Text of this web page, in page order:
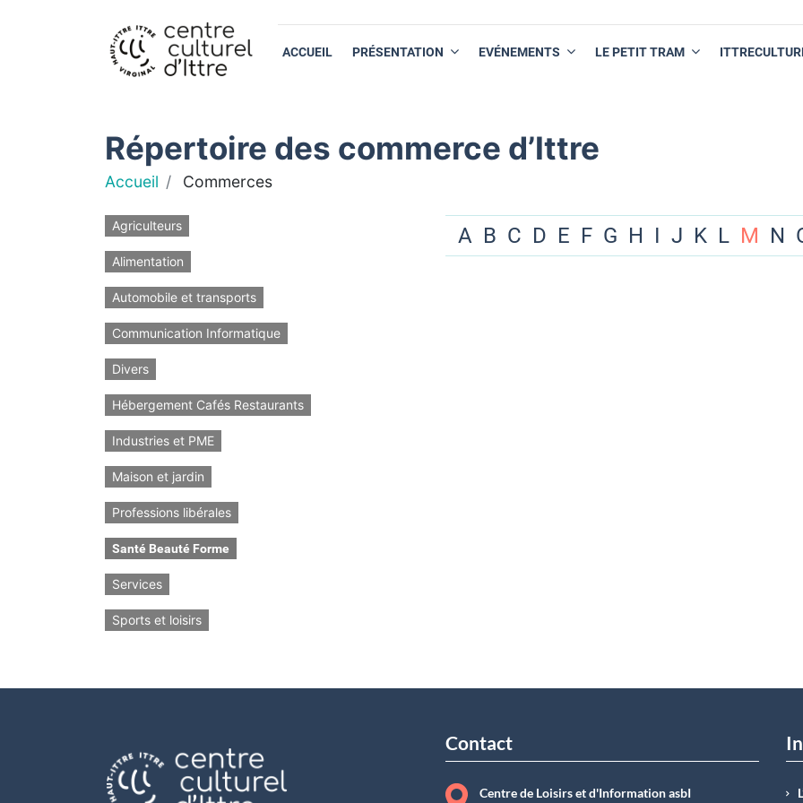
ACCUEIL PRÉSENTATION EVÉNEMENTS LE PETIT TRAM
Répertoire des commerce d’Ittre
Accueil Commerces
Agriculteurs
Alimentation
Automobile et transports
Communication Informatique
Divers
Hébergement Cafés Restaurants
Industries et PME
Maison et jardin
Professions libérales
Santé Beauté Forme
Services
Sports et loisirs
A B C D E F G H I J K L M N
Contact
Centre de Loisirs et d'Information asbI